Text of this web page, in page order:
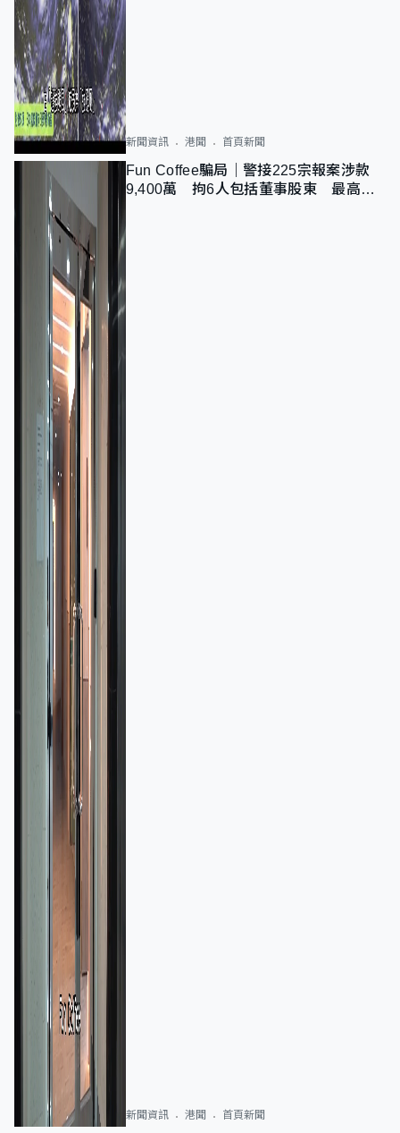
新聞資訊 港聞 首頁新聞
Fun Coffee騙局｜警接225宗報案涉款
9,400萬 拘6人包括董事股東 最高金
新聞資訊 港聞 首頁新聞